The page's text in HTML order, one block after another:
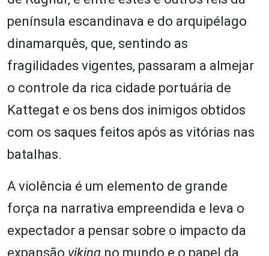
península escandinava e do arquipélago
dinamarquês, que, sentindo as
fragilidades vigentes, passaram a almejar
o controle da rica cidade portuária de
Kattegat e os bens dos inimigos obtidos
com os saques feitos após as vitórias nas
batalhas.
A violência é um elemento de grande
força na narrativa empreendida e leva o
expectador a pensar sobre o impacto da
expansão viking no mundo e o papel da